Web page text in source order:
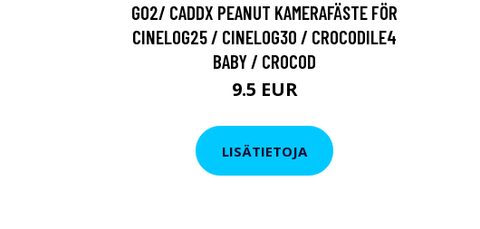
GO2/ CADDX PEANUT KAMERAFÄSTE FÖR
CINELOG25 / CINELOG30 / CROCODILE4
BABY / CROCOD
9.5 EUR
LISÄTIETOJA